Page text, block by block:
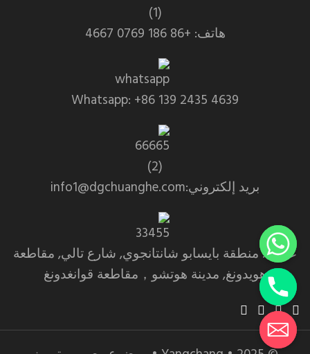
هاتف: +86 186 0769 4667
Whatsapp: +86 139 2435 4639
بريد إلكتروني:info1@dgchuanghe.com
عنوان: منطقة بايسابو شانتانجوي, شارع تالي, مقاطعة
هويدونغ, مدينة هوتشو，مقاطعة قوانغدونغ